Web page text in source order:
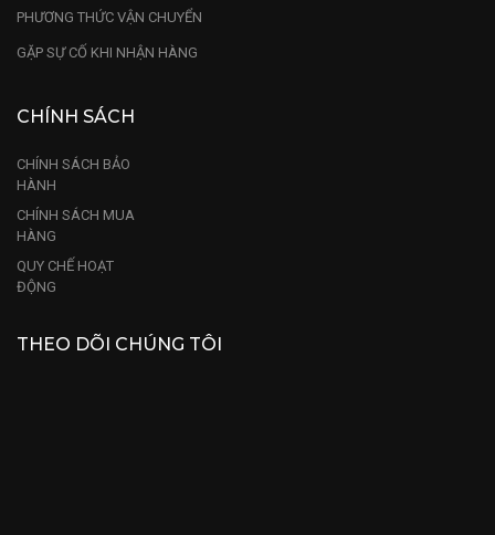
PHƯƠNG THỨC VẬN CHUYỂN
GẶP SỰ CỐ KHI NHẬN HÀNG
CHÍNH SÁCH
CHÍNH SÁCH BẢO
HÀNH
CHÍNH SÁCH MUA
HÀNG
QUY CHẾ HOẠT
ĐỘNG
THEO DÕI CHÚNG TÔI